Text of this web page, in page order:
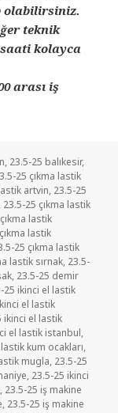
olabilirsiniz.
teknik
kolayca
arası iş
, 23.5-25 balıkesir,
25 çıkma lastik
artvin, 23.5-25
, 23.5-25 çıkma lastik
lastik
lastik
25 çıkma lastik
lastik sırnak, 23.5-
, 23.5-25 demir
25 ikinci el lastik
el lastik
ikinci el lastik
el lastik istanbul,
kum ocakları,
mugla, 23.5-25
, 23.5-25 ikinci
, 23.5-25 iş makine
, 23.5-25 iş makine